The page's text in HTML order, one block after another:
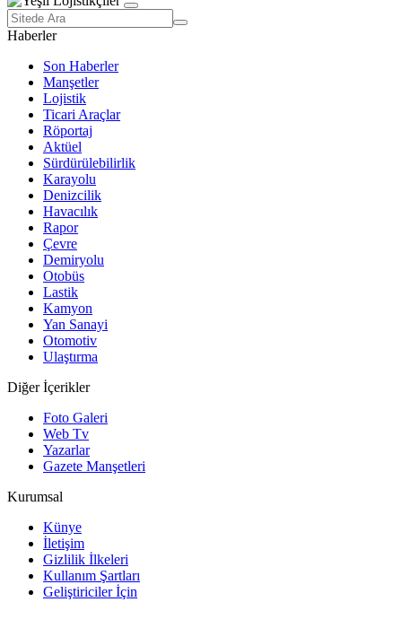
Haberler
Son Haberler
Manşetler
Lojistik
Ticari Araçlar
Röportaj
Aktüel
Sürdürülebilirlik
Karayolu
Denizcilik
Havacılık
Rapor
Çevre
Demiryolu
Otobüs
Lastik
Kamyon
Yan Sanayi
Otomotiv
Ulaştırma
Diğer İçerikler
Foto Galeri
Web Tv
Yazarlar
Gazete Manşetleri
Kurumsal
Künye
İletişim
Gizlilik İlkeleri
Kullanım Şartları
Geliştiriciler İçin